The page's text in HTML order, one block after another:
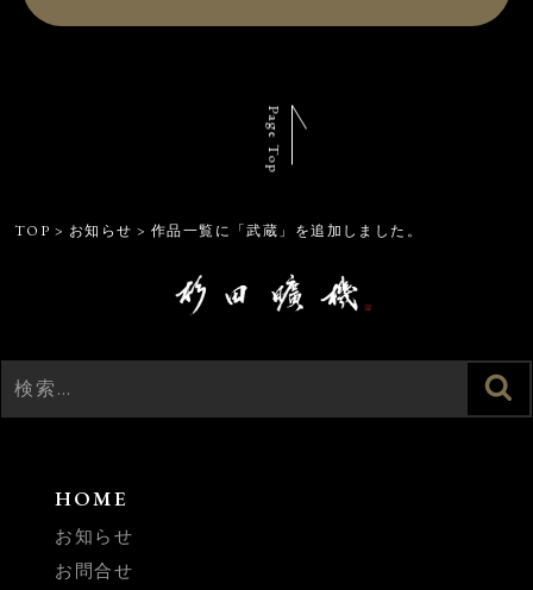
Page Top
TOP > お知らせ > 作品一覧に「武蔵」を追加しました。
検
索:
HOME
お知らせ
お問合せ